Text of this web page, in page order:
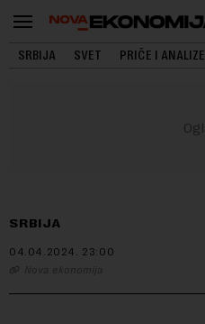
SRBIJA SVET PRIČE I ANALIZE
SRBIJA
04.04.2024. 23:00
Nova ekonomija